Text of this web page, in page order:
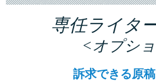
専任ライタ
<オプシ
訴求できる原